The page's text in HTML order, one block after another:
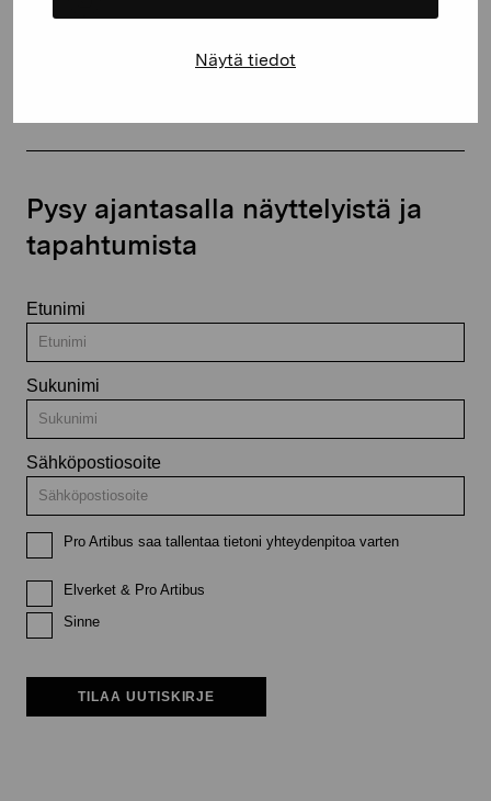
Näytä tiedot
Pysy ajantasalla näyttelyistä ja
tapahtumista
Etunimi
Sukunimi
Sähköpostiosoite
Pro Artibus saa tallentaa tietoni yhteydenpitoa varten
Elverket & Pro Artibus
Sinne
TILAA UUTISKIRJE